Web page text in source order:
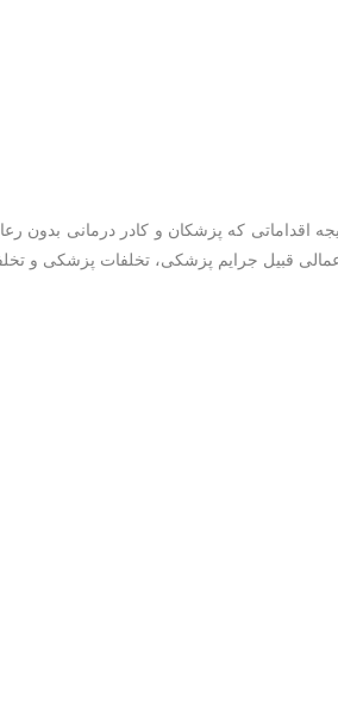
اقداماتی که پزشکان و کادر درمانی بدون
قبیل جرایم پزشکی، تخلفات پزشکی و